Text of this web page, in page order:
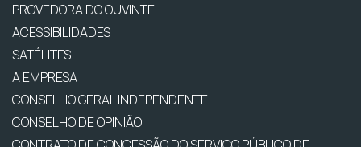
PROVEDORA DO OUVINTE
ACESSIBILIDADES
SATÉLITES
A EMPRESA
CONSELHO GERAL INDEPENDENTE
CONSELHO DE OPINIÃO